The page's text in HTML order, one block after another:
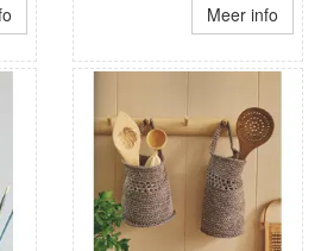
Meer info